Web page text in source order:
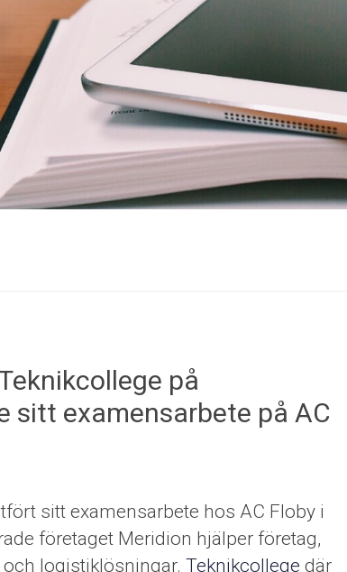
på
sitt examensarbete på AC
sitt examensarbete hos AC Floby i
företaget Meridion hjälper företag,
logistiklösningar. Teknikcollege där